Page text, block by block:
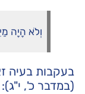
וְלֹא הָיָה
בעקבות בעיה
(במדבר כ', י"ג):